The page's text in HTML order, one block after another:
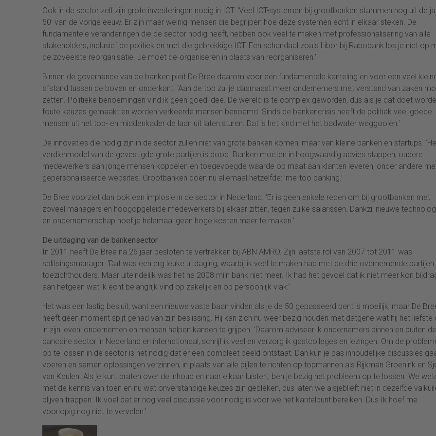
Ook in de sector zelf zijn grote investeringen nodig in ICT. ‘Veel ICT-systemen bij grootbanken stammen nog uit de
50’ van de vorige eeuw. Er zijn maar weinig mensen die begrijpen hoe deze systemen echt in elkaar steken. De
fundamentele veranderingen die de sector nodig heeft, hebben ook veel te maken met professionalisering van alle
stakeholders, inclusief de politiek en met die gebrekkige ICT. Een schandaal zoals Libor bij Rabobank los je niet op
de zoveelste reorganisatie. Je moet de-organiseren in plaats van reorganiseren.’
Binnen de governance van de banken pleit De Bree daarom voor een fundamentele kanteling en voor een veel
afstand tussen de boven en onderkant. ‘Aan de top zul je daarnaast meer ondernemers met verstand van zaken
zetten. Politieke benoemingen vind ik geen goed idee. De wereld is te complex geworden, dus als je dat doet
foute keuzes gemaakt en worden verkeerde mensen benoemd. Sinds de bankencrisis heeft de politiek veel goede
mensen uit het top- en middenkader de laan uit laten sturen. Dat is het kind met het badwater weggooien.’
De innovaties die nodig zijn in de sector zullen niet van grote banken komen, maar van kleine banken en startups.
verdienmodel van de gevestigde grote partijen is dood. Banken moeten in hoogwaardig advies stappen, oudere
medewerkers aan jonge mensen koppelen en toegevoegde waarde op maat aan klanten leveren, onder andere
gepersonaliseerde websites. Grootbanken doen nu allemaal hetzelfde: ’me-too banking.’
De Bree voorziet dan ook een implosie in de sector in Nederland. ‘Er is geen enkele reden om bij grootbanken met
zoveel managers en hoogopgeleide medewerkers bij elkaar zitten, tegen zulke salarissen. Dankzij nieuwe
en ondernemerschap hoef je helemaal geen hoge kosten meer te maken.’
De uitdaging van de bankensector
In 2011 heeft De Bree na 26 jaar besloten te vertrekken bij ABN AMRO. Zijn laatste rol van 2007 tot 2011 was
splitsingsmanager. ‘Dat was een erg leuke uitdaging, waarbij ik veel te maken had met de drie overnemende partijen
toezichthouders. Maar uiteindelijk was het na 2008 mijn bank niet meer. Ik had het gevoel dat ik niet meer kon
aan hetgeen wat ik echt belangrijk vind op zakelijk en op persoonlijk vlak.’
Het was een lastig besluit, want een nieuwe vaste baan vinden als je de 50 gepasseerd bent is moeilijk, maar De
heeft geen moment spijt gehad van zijn beslissing. Hij kan zich nu weer bezig houden met datgene wat hij het liefste
in zijn leven: ondernemen en mensen helpen kansen te grijpen. ‘Daarom adviseer ik ondernemers binnen en buiten de
bancaire sector in Nederland en internationaal, schrijf ik veel en verzorg ik gastcolleges en lezingen. Om de
op te lossen in de sector is het nodig dat er een compleet beeld ontstaat. Dan kun je pas inhoudelijke discussies
voeren en samen oplossingen verzinnen, in plaats van alle pijlen te richten op topmannen als Rijkman Groenink en
van Keulen. Als je kunt praten over de inhoud en naar elkaar luistert, ben je bezig het probleem op te lossen. We
met de kennis van toen en nu wat onverstandige keuzes zijn gebleken, dus laten we alsjeblieft niet in dezelfde
blijven trappen. Ik voel dat er nog veel discussie voor nodig is voor we het kantelpunt bereiken. Dus Ik hoef me
voorlopig nog niet te vervelen.’